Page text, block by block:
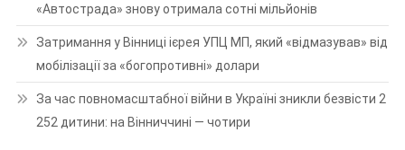
«Автострада» знову отримала сотні мільйонів
Затримання у Вінниці ієрея УПЦ МП, який «відмазував» від
мобілізації за «богопротивні» долари
За час повномасштабної війни в Україні зникли безвісти 2
252 дитини: на Вінниччині — чотири